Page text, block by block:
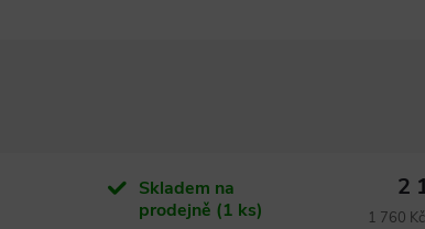
Skladem na
prodejně (1 ks)
2
1 760